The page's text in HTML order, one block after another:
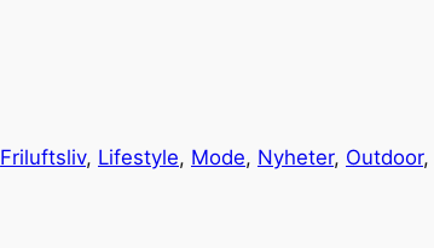
Friluftsliv, Lifestyle, Mode, Nyheter, Outdoor,